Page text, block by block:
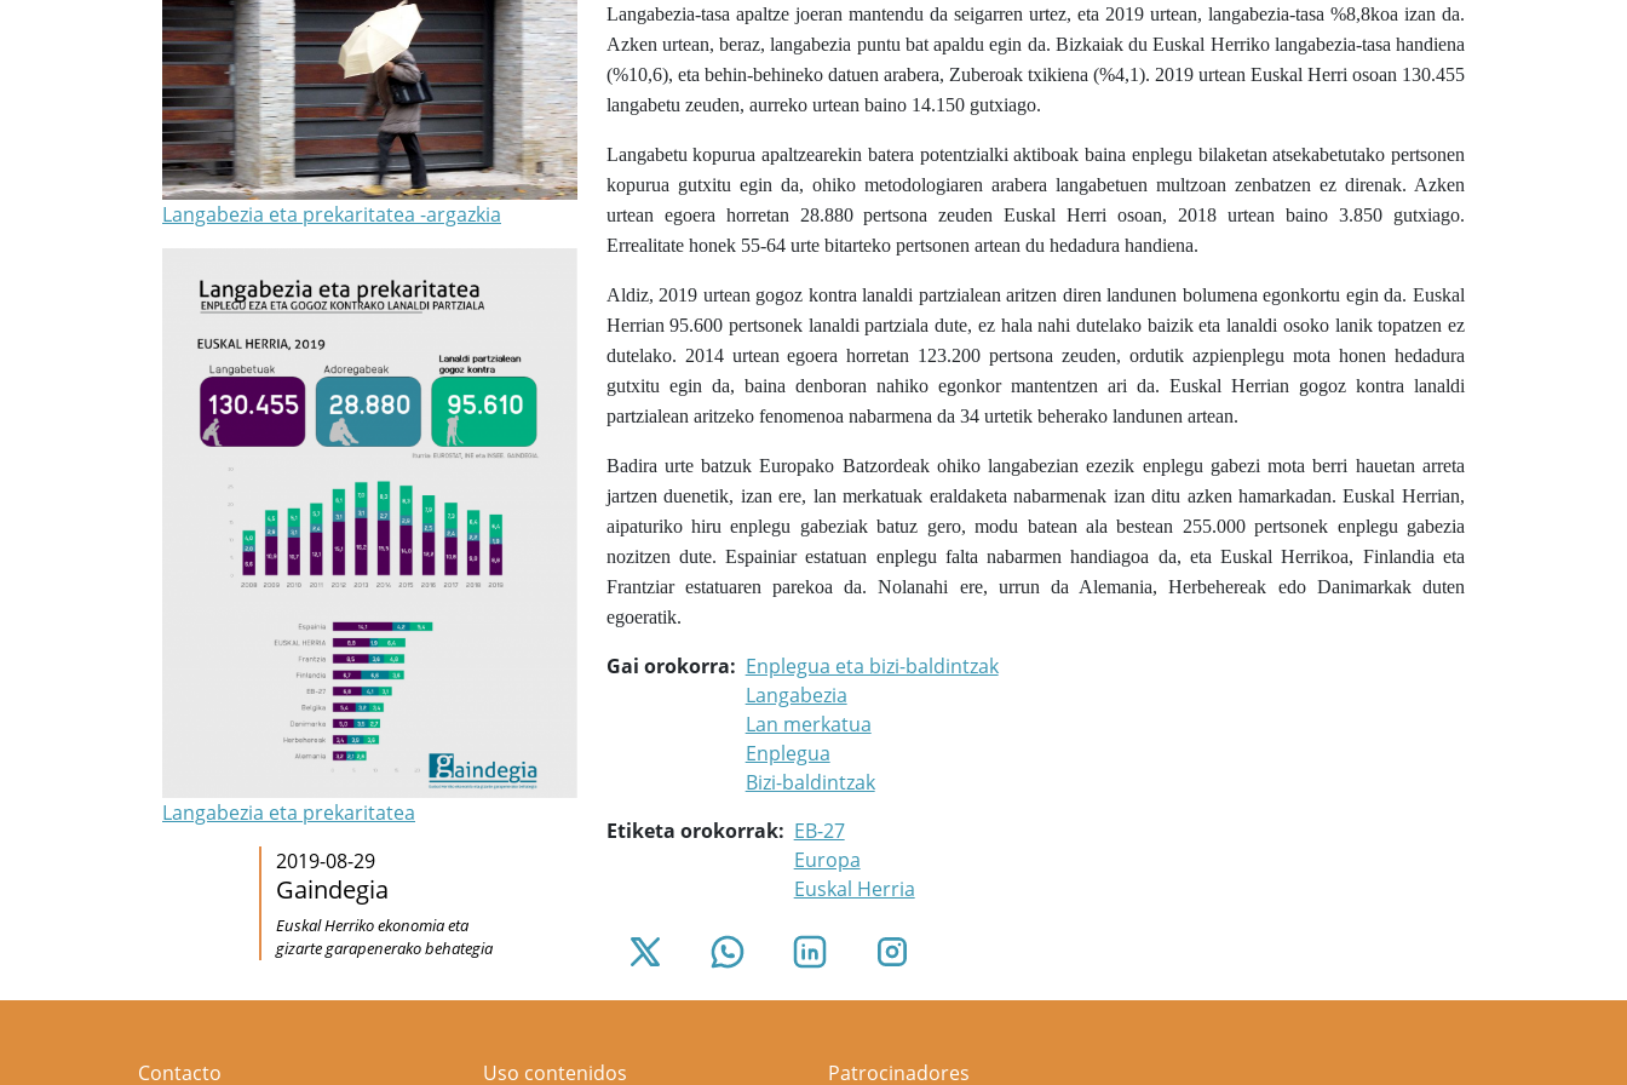
Langabezia eta prekaritatea -argazkia
Langabezia eta prekaritatea
2019-08-29
Gaindegia
Euskal Herriko ekonomia eta
gizarte garapenerako behategia
Langabezia-tasa apaltze joeran mantendu da seigarren urtez, eta 2019 urtean, langabezia-tasa %8,8koa izan da.
Azken urtean, beraz, langabezia puntu bat apaldu egin da. Bizkaiak du Euskal Herriko langabezia-tasa handiena
(%10,6), eta behin-behineko datuen arabera, Zuberoak txikiena (%4,1). 2019 urtean Euskal Herri osoan 130.455
langabetu zeuden, aurreko urtean baino 14.150 gutxiago.
Langabetu kopurua apaltzearekin batera potentzialki aktiboak baina enplegu bilaketan atsekabetutako pertsonen
kopurua gutxitu egin da, ohiko metodologiaren arabera langabetuen multzoan zenbatzen ez direnak. Azken
urtean egoera horretan 28.880 pertsona zeuden Euskal Herri osoan, 2018 urtean baino 3.850 gutxiago.
Errealitate honek 55-64 urte bitarteko pertsonen artean du hedadura handiena.
Aldiz, 2019 urtean gogoz kontra lanaldi partzialean aritzen diren landunen bolumena egonkortu egin da. Euskal
Herrian 95.600 pertsonek lanaldi partziala dute, ez hala nahi dutelako baizik eta lanaldi osoko lanik topatzen ez
dutelako. 2014 urtean egoera horretan 123.200 pertsona zeuden, ordutik azpienplegu mota honen hedadura
gutxitu egin da, baina denboran nahiko egonkor mantentzen ari da. Euskal Herrian gogoz kontra lanaldi
partzialean aritzeko fenomenoa nabarmena da 34 urtetik beherako landunen artean.
Badira urte batzuk Europako Batzordeak ohiko langabezian ezezik enplegu gabezi mota berri hauetan arreta
jartzen duenetik, izan ere, lan merkatuak eraldaketa nabarmenak izan ditu azken hamarkadan. Euskal Herrian,
aipaturiko hiru enplegu gabeziak batuz gero, modu batean ala bestean 255.000 pertsonek enplegu gabezia
nozitzen dute. Espainiar estatuan enplegu falta nabarmen handiagoa da, eta Euskal Herrikoa, Finlandia eta
Frantziar estatuaren parekoa da. Nolanahi ere, urrun da Alemania, Herbehereak edo Danimarkak duten
egoeratik.
Gai orokorra
Enplegua eta bizi-baldintzak
Langabezia
Lan merkatua
Enplegua
Bizi-baldintzak
Etiketa orokorrak
EB-27
Europa
Euskal Herria
Contacto Uso contenidos Patrocinadores